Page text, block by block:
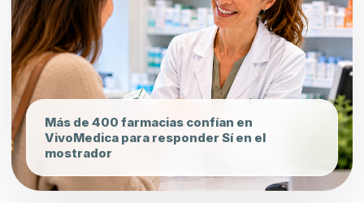
Más de 400 farmacias confían en
VivoMedica para responder Sí en el
mostrador